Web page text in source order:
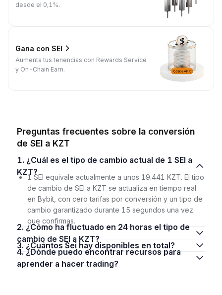
desde el 0,1%.
Gana con SEI
Aumenta tus tenencias con Rewards Service
y On-Chain Earn.
Preguntas frecuentes sobre la conversión
de SEI a KZT
1. ¿Cuál es el tipo de cambio actual de 1 SEI a
KZT?
1 SEI equivale actualmente a unos 19.441 KZT. El tipo
de cambio de SEI a KZT se actualiza en tiempo real
en Bybit, con cero tarifas por conversión y un tipo de
cambio garantizado durante 15 segundos una vez
que confirmas.
2. ¿Cómo ha fluctuado en 24 horas el tipo de
cambio de SEI a KZT?
3. ¿Cuántos Sei hay disponibles en total?
4. ¿Dónde puedo encontrar recursos para
aprender a hacer trading?